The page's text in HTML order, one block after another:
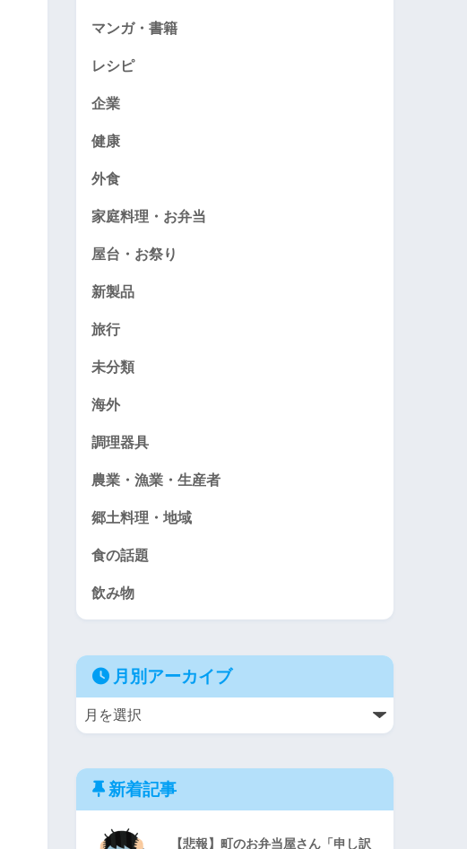
マンガ・書籍
レシピ
企業
健康
外食
家庭料理・お弁当
屋台・お祭り
新製品
旅行
未分類
海外
調理器具
農業・漁業・生産者
郷土料理・地域
食の話題
飲み物
月別アーカイブ
新着記事
【悲報】町のお弁当屋さん「申し訳